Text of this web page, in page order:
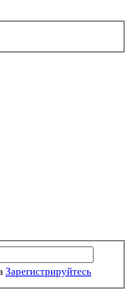
Зарегистрируйтесь